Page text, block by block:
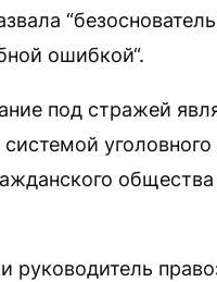
ошибкой“.
под стражей
руководитель